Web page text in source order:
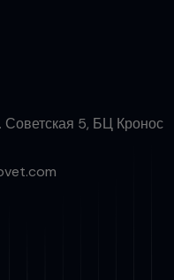
Советская 5, БЦ Кронос